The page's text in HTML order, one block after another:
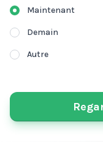
Maintenant
Demain
Autre